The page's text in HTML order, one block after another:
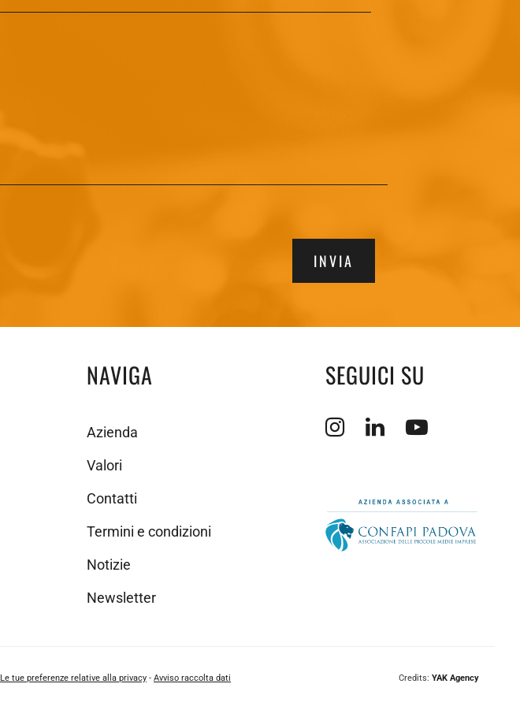
INVIA
NAVIGA
Azienda
Valori
Contatti
Termini e condizioni
Notizie
Newsletter
SEGUICI SU
Apertura sito esterno in nuova
Apertura sito esterno in
Apertura sito
Le tue preferenze relative alla privacy - Avviso raccolta dati Credits: YAK Agency